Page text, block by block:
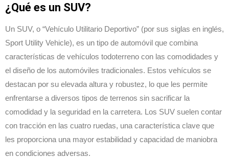
¿Qué es un SUV?
Un SUV, o “Vehículo Utilitario Deportivo” (por sus siglas en inglés,
Sport Utility Vehicle), es un tipo de automóvil que combina
características de vehículos todoterreno con las comodidades y
el diseño de los automóviles tradicionales. Estos vehículos se
destacan por su elevada altura y robustez, lo que les permite
enfrentarse a diversos tipos de terrenos sin sacrificar la
comodidad y la seguridad en la carretera. Los SUV suelen contar
con tracción en las cuatro ruedas, una característica clave que
les proporciona una mayor estabilidad y capacidad de maniobra
en condiciones adversas.